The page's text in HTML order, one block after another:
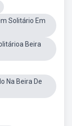
Solitário Em
Beira
Na Beira De